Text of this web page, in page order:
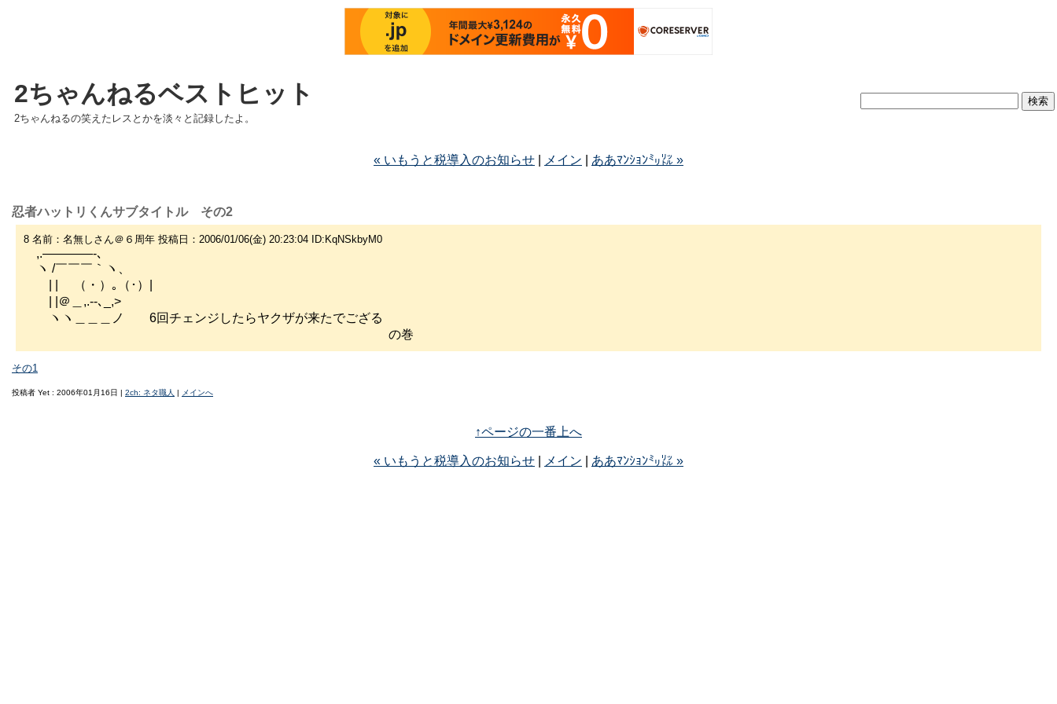
2ちゃんねるベストヒット
2ちゃんねるの笑えたレスとかを淡々と記録したよ。
« いもうと税導入のお知らせ メイン ああﾏﾝｼｮﾝ㍉㍑ »
忍者ハットリくんサブタイトル その2
8 名前：名無しさん＠６周年 投稿日：2006/01/06(金) 20:23:04 ID:KqNSkbyM0
,.――――-､
ヽ /￣￣￣｀ヽ、
| | （・）｡（･）|
| |＠＿,.--､_,>
ヽヽ＿＿＿ノ 6回チェンジしたらヤクザが来たでござる
の巻
その1
投稿者 Yet : 2006年01月16日 | 2ch: ネタ職人 | メインへ
↑ページの一番上へ
« いもうと税導入のお知らせ メイン ああﾏﾝｼｮﾝ㍉㍑ »